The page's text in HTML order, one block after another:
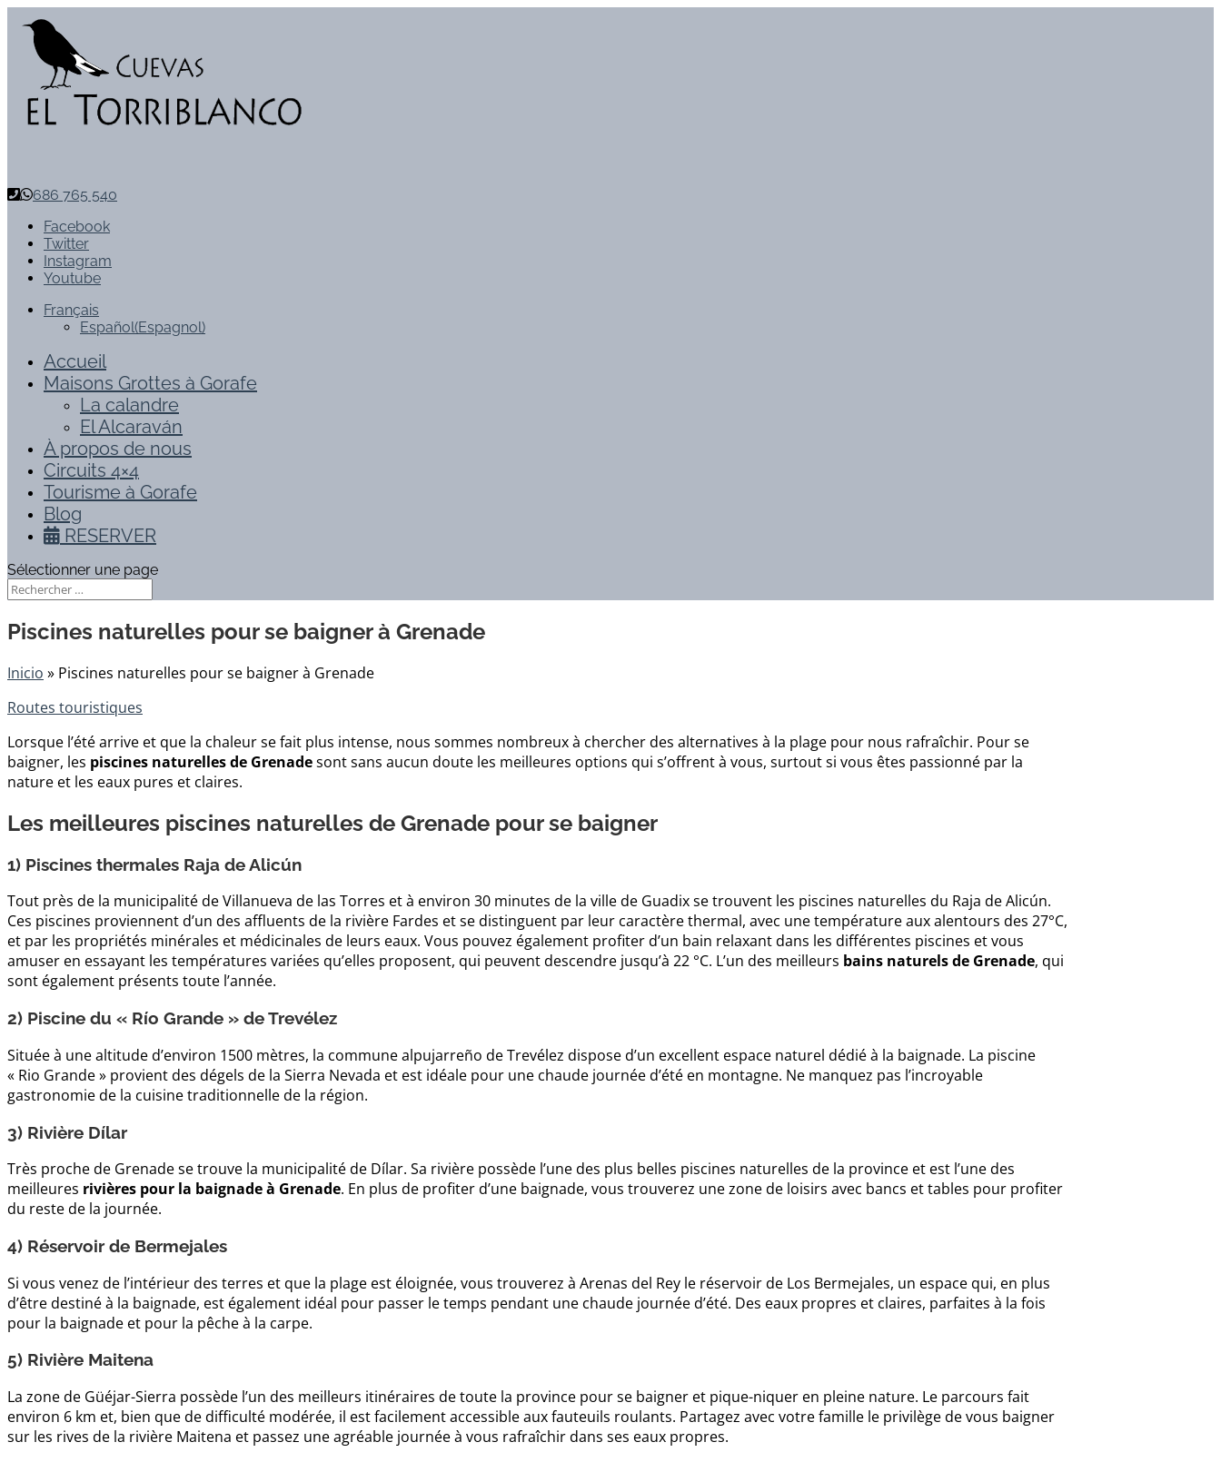
686 765 540
Facebook
Twitter
Instagram
Youtube
Français
Español(Espagnol)
Accueil
Maisons Grottes à Gorafe
La calandre
El Alcaraván
À propos de nous
Circuits 4×4
Tourisme à Gorafe
Blog
RESERVER
Sélectionner une page
Piscines naturelles pour se baigner à Grenade
Inicio » Piscines naturelles pour se baigner à Grenade
Routes touristiques
Lorsque l’été arrive et que la chaleur se fait plus intense, nous sommes nombreux à chercher des alternatives à la plage pour nous rafraîchir. Pour se
baigner, les piscines naturelles de Grenadesont sans aucun doute les meilleures options qui s’offrent à vous, surtout si vous êtes passionné par la
nature et les eaux pures et claires.
Les meilleures piscines naturelles de Grenade pour se baigner
1) Piscines thermales Raja de Alicún
Tout près de la municipalité de Villanueva de las Torres et à environ 30 minutes de la ville de Guadix se trouvent les piscines naturelles du Raja de Alicún.
Ces piscines proviennent d’un des affluents de la rivière Fardes et se distinguent par leur caractère thermal, avec une température aux alentours des 27°C,
et par les propriétés minérales et médicinales de leurs eaux. Vous pouvez également profiter d’un bain relaxant dans les différentes piscines et vous
amuser en essayant les températures variées qu’elles proposent, qui peuvent descendre jusqu’à 22 °C. L’un des meilleurs bains naturels de Grenade, qui
sont également présents toute l’année.
2) Piscine du « Río Grande » de Trevélez
Située à une altitude d’environ 1500 mètres, la commune alpujarreño de Trevélez dispose d’un excellent espace naturel dédié à la baignade. La piscine
« Rio Grande » provient des dégels de la Sierra Nevada et est idéale pour une chaude journée d’été en montagne. Ne manquez pas l’incroyable
gastronomie de la cuisine traditionnelle de la région.
3) Rivière Dílar
Très proche de Grenade se trouve la municipalité de Dílar. Sa rivière possède l’une des plus belles piscines naturelles de la province et est l’une des
meilleures rivières pour la baignade à Grenade. En plus de profiter d’une baignade, vous trouverez une zone de loisirs avec bancs et tables pour profiter
du reste de la journée.
4) Réservoir de Bermejales
Si vous venez de l’intérieur des terres et que la plage est éloignée, vous trouverez à Arenas del Rey le réservoir de Los Bermejales, un espace qui, en plus
d’être destiné à la baignade, est également idéal pour passer le temps pendant une chaude journée d’été. Des eaux propres et claires, parfaites à la fois
pour la baignade et pour la pêche à la carpe.
5) Rivière Maitena
La zone de Güéjar-Sierra possède l’un des meilleurs itinéraires de toute la province pour se baigner et pique-niquer en pleine nature. Le parcours fait
environ 6 km et, bien que de difficulté modérée, il est facilement accessible aux fauteuils roulants. Partagez avec votre famille le privilège de vous baigner
sur les rives de la rivière Maitena et passez une agréable journée à vous rafraîchir dans ses eaux propres.